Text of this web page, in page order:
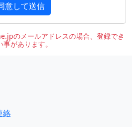
意して送信
のメールアドレスの場合、登録でき
事があります。
絡